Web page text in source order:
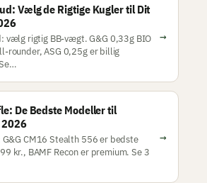
Vælg de Rigtige Kugler til Dit
vælg rigtig BB-vægt. G&G 0,33g BIO
rounder, ASG 0,25g er billig
→
De Bedste Modeller til
2026
CM16 Stealth 556 er bedste
kr., BAMF Recon er premium. Se 3
→